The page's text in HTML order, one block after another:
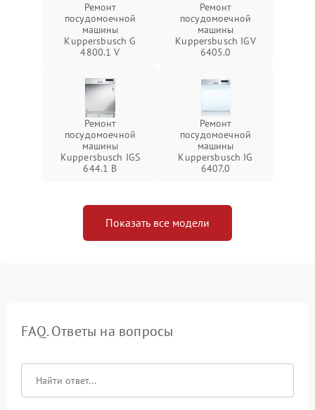
Ремонт
посудомоечной
машины
Kuppersbusch G
4800.1 V
Ремонт
посудомоечной
машины
Kuppersbusch IGV
6405.0
Ремонт
посудомоечной
машины
Kuppersbusch IGS
644.1 B
Ремонт
посудомоечной
машины
Kuppersbusch IG
6407.0
Показать все модели
FAQ. Ответы на вопросы